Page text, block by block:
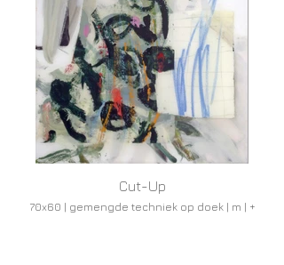
Cut-Up
70x60 | gemengde techniek op doek | m | +